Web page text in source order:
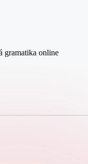
gramatika online